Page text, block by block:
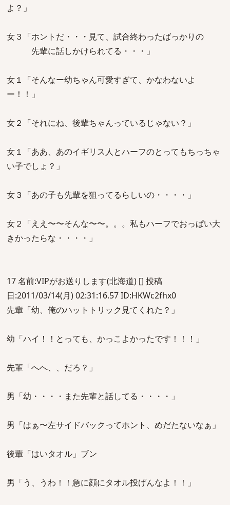
よ？」
女３「ホントだ・・・見て、試合終わったばっかりの
先輩に話しかけられてる・・・」
女１「そんなー幼ちゃん可愛すぎて、かなわないよ
ー！！」
女２「それにね、後輩ちゃんっているじゃない？」
女１「ああ、あのイギリス人とハーフのとってもちっちゃ
い子でしょ？」
女３「あの子も先輩を狙ってるらしいの・・・・」
女２「ええ〜〜そんな〜〜。。。私もハーフでおっぱい大
きかったらな・・・・」
17 名前:VIPがお送りします(北海道) [] 投稿
日:2011/03/14(月) 02:31:16.57 ID:HKWc2fhx0
先輩「幼、俺のハットトリック見てくれた？」
幼「ハイ！！とっても、かっこよかったです！！！」
先輩「へへ、、だろ？」
男「幼・・・・また先輩と話してる・・・・」
男「はぁ〜左サイドバックってホント、めだたないなぁ」
後輩「はいタオル」ブン
男「う、うわ！！急に顔にタオル投げんなよ！！」